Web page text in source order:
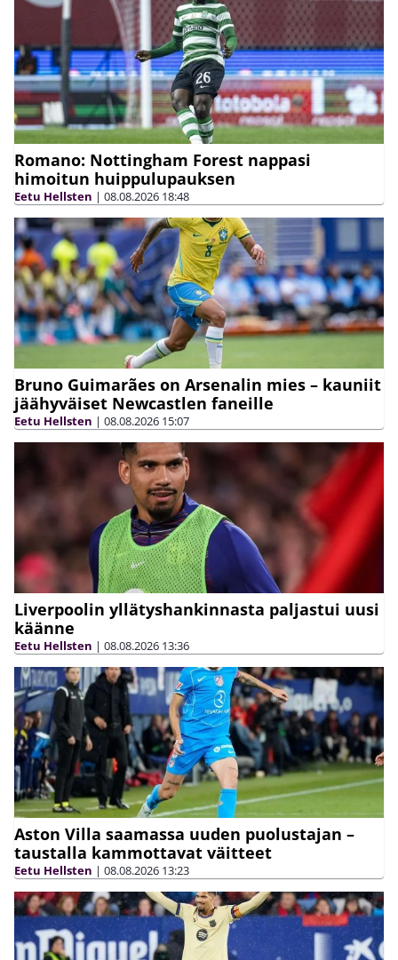
Romano: Nottingham Forest nappasi
himoitun huippulupauksen
Eetu Hellsten | 08.08.2026 18:48
Bruno Guimarães on Arsenalin mies – kauniit
jäähyväiset Newcastlen faneille
Eetu Hellsten | 08.08.2026 15:07
Liverpoolin yllätyshankinnasta paljastui uusi
käänne
Eetu Hellsten | 08.08.2026 13:36
Aston Villa saamassa uuden puolustajan –
taustalla kammottavat väitteet
Eetu Hellsten | 08.08.2026 13:23